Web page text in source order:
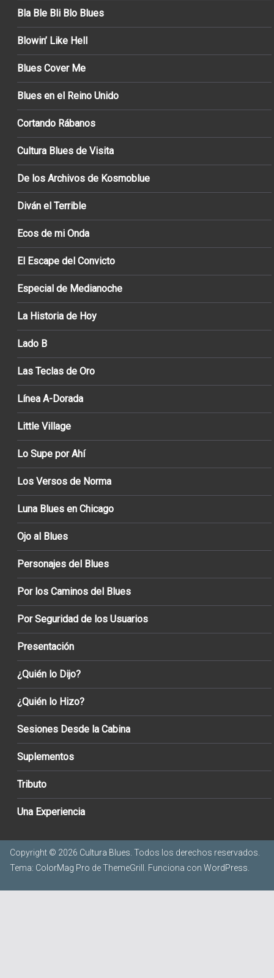
Bla Ble Bli Blo Blues
Blowin’ Like Hell
Blues Cover Me
Blues en el Reino Unido
Cortando Rábanos
Cultura Blues de Visita
De los Archivos de Kosmoblue
Diván el Terrible
Ecos de mi Onda
El Escape del Convicto
Especial de Medianoche
La Historia de Hoy
Lado B
Las Teclas de Oro
Línea A-Dorada
Little Village
Lo Supe por Ahí
Los Versos de Norma
Luna Blues en Chicago
Ojo al Blues
Personajes del Blues
Por los Caminos del Blues
Por Seguridad de los Usuarios
Presentación
¿Quién lo Dijo?
¿Quién lo Hizo?
Sesiones Desde la Cabina
Suplementos
Tributo
Una Experiencia
Copyright © 2026 Cultura Blues . Todos los derechos reservados.
Tema: ColorMag Pro de ThemeGrill. Funciona con WordPress